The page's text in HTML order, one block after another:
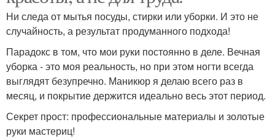
Ни следа от мытья посуды, стирки или уборки. И это не
случайность, а результат продуманного подхода!
Парадокс в том, что мои руки постоянно в деле. Вечная
уборка - это моя реальность, но при этом ногти всегда
выглядят безупречно. Маникюр я делаю всего раз в
месяц, и покрытие держится идеально весь этот период.
Секрет прост: профессиональные материалы и золотые
руки мастериц!